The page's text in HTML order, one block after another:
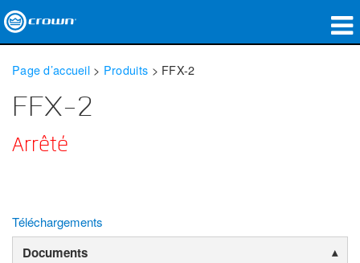
Applications
Audio en réseau
Notre histoire
Page d’accueil > Produits > FFX-2
FFX-2
Arrêté
Téléchargements
Documents